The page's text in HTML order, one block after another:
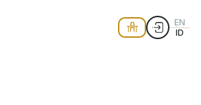
EN
ID